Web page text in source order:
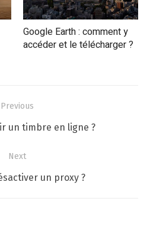
Google Earth : comment y
accéder et le télécharger ?
Previous
un timbre en ligne ?
Next
un proxy ?